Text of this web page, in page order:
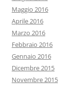
Maggio 2016
Aprile 2016
Marzo 2016
Febbraio 2016
Gennaio 2016
Dicembre 2015
Novembre 2015